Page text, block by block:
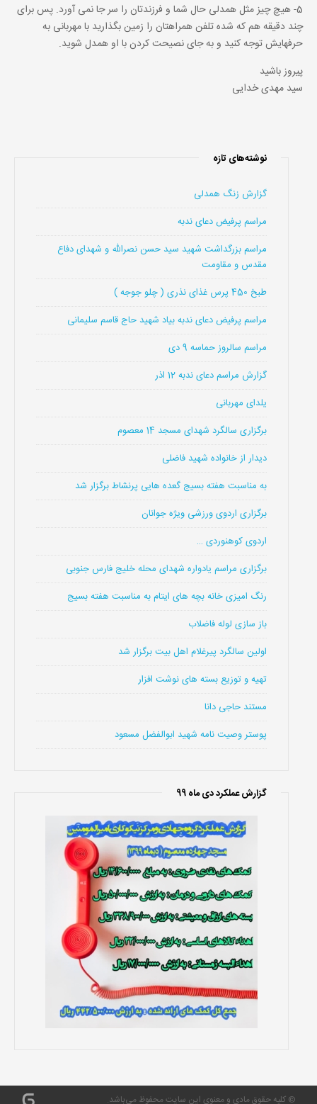
5- هیچ چیز مثل همدلی حال شما و فرزندتان را سر جا نمی آورد. پس برای
چند دقیقه هم که شده تلفن همراهتان را زمین بگذارید با مهربانی به
حرفهایش توجه کنید و به جای نصیحت کردن با او همدل شوید.
پیروز باشید
سید مهدی خدایی
نوشته‌های تازه
گزارش زنگ همدلی
مراسم پرفیض دعای ندبه
مراسم بزرگداشت شهید سید حسن نصرالله و شهدای دفاع
مقدس و مقاومت
طبخ 450 پرس غذای نذری ( چلو جوجه )
مراسم پرفیض دعای ندبه بیاد شهید حاج قاسم سلیمانی
مراسم سالروز حماسه 9 دی
گزارش مراسم دعای ندبه 12 اذر
یلدای مهربانی
برگزاری سالگرد شهدای مسجد 14 معصوم
دیدار از خانواده شهید فاضلی
به مناسبت هفته بسیج گعده هایی پرنشاط برگزار شد
برگزاری اردوی ورزشی ویژه جوانان
اردوی کوهنوردی …
برگزاری مراسم یادواره شهدای محله خلیج فارس جنوبی
رنگ امیزی خانه بچه های ایتام به مناسبت هفته بسیج
باز سازی لوله فاضلاب
اولین سالگرد پیرغلام اهل بیت برگزار شد
تهیه و توزیع بسته های نوشت افزار
مستند حاجی دانا
پوستر وصیت نامه شهید ابوالفضل مسعود
گزارش عملکرد دی ماه 99
© کلیه حقوق مادی و معنوی این سایت محفوظ می‌باشد.